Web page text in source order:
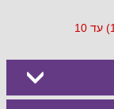
- 4000 ₪ ללילה למזמינים 3 לילות בחמישי (13.08) עד 10